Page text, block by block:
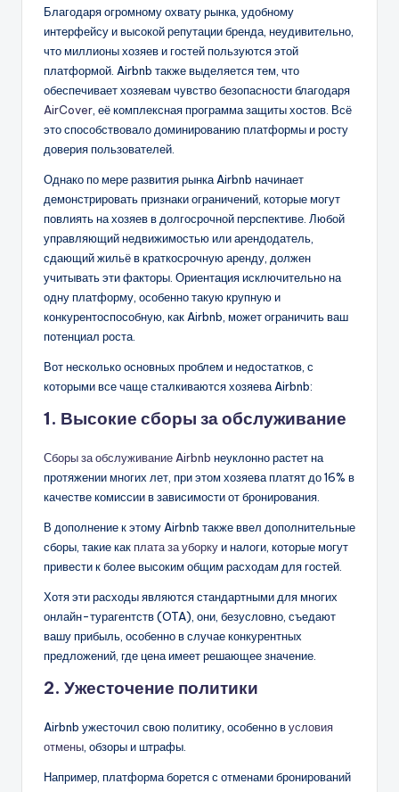
Благодаря огромному охвату рынка, удобному
интерфейсу и высокой репутации бренда, неудивительно,
что миллионы хозяев и гостей пользуются этой
платформой. Airbnb также выделяется тем, что
обеспечивает хозяевам чувство безопасности благодаря
AirCover , её комплексная программа защиты хостов. Всё
это способствовало доминированию платформы и росту
доверия пользователей.
Однако по мере развития рынка Airbnb начинает
демонстрировать признаки ограничений, которые могут
повлиять на хозяев в долгосрочной перспективе. Любой
управляющий недвижимостью или арендодатель,
сдающий жильё в краткосрочную аренду, должен
учитывать эти факторы. Ориентация исключительно на
одну платформу, особенно такую крупную и
конкурентоспособную, как Airbnb, может ограничить ваш
потенциал роста.
Вот несколько основных проблем и недостатков, с
которыми все чаще сталкиваются хозяева Airbnb:
1. Высокие сборы за обслуживание
Сборы за обслуживание Airbnb неуклонно растет на
протяжении многих лет, при этом хозяева платят до 16% в
качестве комиссии в зависимости от бронирования.
В дополнение к этому Airbnb также ввел дополнительные
сборы, такие как плата за уборкуи налоги, которые могут
привести к более высоким общим расходам для гостей.
Хотя эти расходы являются стандартными для многих
онлайн-турагентств (OTA), они, безусловно, съедают
вашу прибыль, особенно в случае конкурентных
предложений, где цена имеет решающее значение.
2. Ужесточение политики
Airbnb ужесточил свою политику, особенно вусловия
отмены , обзоры и штрафы.
Например, платформа борется с отменами бронирований